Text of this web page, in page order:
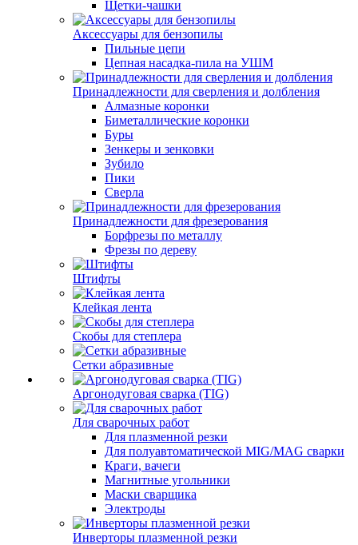
Щетки-чашки
Аксессуары для бензопилы
Пильные цепи
Цепная насадка-пила на УШМ
Принадлежности для сверления и долбления
Алмазные коронки
Биметаллические коронки
Буры
Зенкеры и зенковки
Зубило
Пики
Сверла
Принадлежности для фрезерования
Борфрезы по металлу
Фрезы по дереву
Штифты
Клейкая лента
Скобы для степлера
Сетки абразивные
Аргонодуговая сварка (TIG)
Для сварочных работ
Для плазменной резки
Для полуавтоматической MIG/MAG сварки
Краги, вачеги
Магнитные угольники
Маски сварщика
Электроды
Инверторы плазменной резки